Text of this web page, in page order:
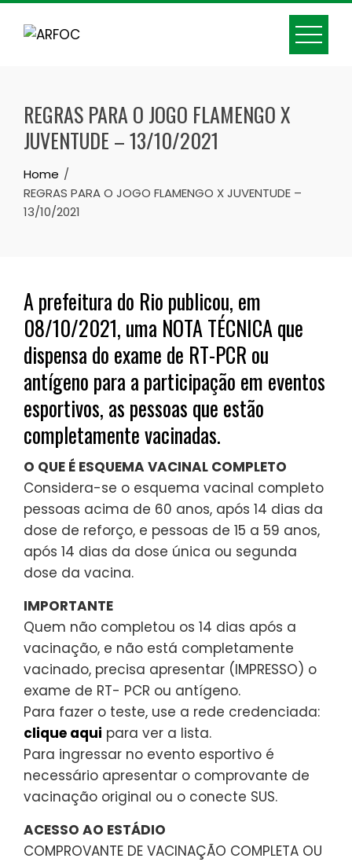
Skip
REGRAS PARA O JOGO FLAMENGO X
JUVENTUDE – 13/10/2021
Home
REGRAS PARA O JOGO FLAMENGO X JUVENTUDE –
13/10/2021
A prefeitura do Rio publicou, em
08/10/2021, uma NOTA TÉCNICA que
dispensa do exame de RT-PCR ou
antígeno para a participação em eventos
esportivos, as pessoas que estão
completamente vacinadas.
O QUE É ESQUEMA VACINAL COMPLETO
Considera-se o esquema vacinal completo
pessoas acima de 60 anos, após 14 dias da
dose de reforço, e pessoas de 15 a 59 anos,
após 14 dias da dose única ou segunda
dose da vacina.
IMPORTANTE
Quem não completou os 14 dias após a
vacinação, e não está completamente
vacinado, precisa apresentar (IMPRESSO) o
exame de RT- PCR ou antígeno.
Para fazer o teste, use a rede credenciada:
clique aqui para ver a lista.
Para ingressar no evento esportivo é
necessário apresentar o comprovante de
vacinação original ou o conecte SUS.
ACESSO AO ESTÁDIO
COMPROVANTE DE VACINAÇÃO COMPLETA OU